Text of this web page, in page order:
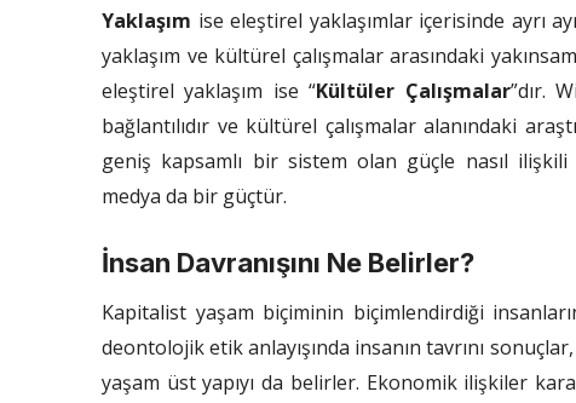
Yaklaşım ise eleştirel yaklaşımlar içerisinde ayrı
yaklaşım ve kültürel çalışmalar arasındaki
eleştirel yaklaşım ise “Kültüler Çalışmalar”dır.
bağlantılıdır ve kültürel çalışmalar alanındaki
geniş kapsamlı bir sistem olan güçle nasıl ilişkili
medya da bir güçtür.
İnsan Davranışını Ne Belirler?
Kapitalist yaşam biçiminin biçimlendirdiği
deontolojik etik anlayışında insanın tavrını
yaşam üst yapıyı da belirler. Ekonomik ilişkiler